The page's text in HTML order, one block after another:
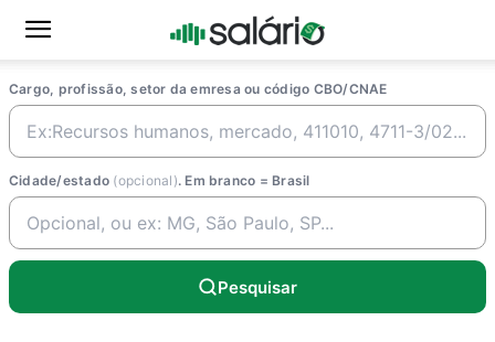
Cargo, profissão, setor da emresa ou código CBO/CNAE
Cidade/estado (opcional). Em branco = Brasil
Pesquisar